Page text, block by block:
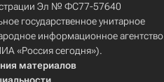
Эл № ФС77-57640
государственное унитарное
информационное агентство
«Россия сегодня»).
материалов